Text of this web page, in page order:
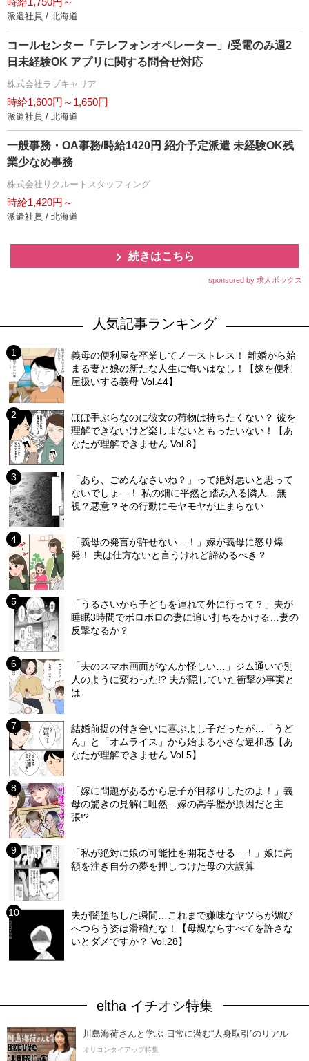
派遣社員 / 北海道
コールセンター「テレフォンオペレーター」/受電のみ週2
日未経験OK アプリに関する問合せ対応
株式会社ラブキャリア
時給1,600円～1,650円
派遣社員 / 北海道
一般事務・OA事務/時給1420円 紹介予定派遣 未経験OK残
業少なめ事務
株式会社リクルートスタッフィング
時給1,420円～
派遣社員 / 北海道
続きはこちら
sponsored by 求人ボックス
人気記事ランキング
義母の便利屋を卒業してノーストレス！ 離婚から始
まる妻と娘の新たな人生に悔いはなし！【嫁を便利
屋扱いする義母 Vol.44】
ほぼ手ぶらなのに彼女の荷物は持ちたくない？ 彼を
理解できないけど楽しまないともったいない！【あ
なたが理解できません Vol.8】
「あら、ごめんなさいね？」って絶対悪いと思って
ないでしょ…！ 私の畑に平然と踏み入る隣人…無
視？悪意？その行動にモヤモヤが止まらない
「義母の発言が許せない…！」嫁が義母に怒り爆
発！ 夫は仕方ないと言うけれど諦めるべき？
「うるさいから子どもを連れて外に行って？」夫が
睡眠3時間でボロボロの妻に追い打ちをかける…妻の
反撃なるか？
「夫のスマホ画面がなんか怪しい…」ジム通いで別
人のように変わった!? 夫が隠していた衝撃の事実と
は
結婚前提の付き合いに喜ぶよし子だったが…「うど
ん」と「オムライス」から始まる小さな違和感【あ
なたが理解できません Vol.5】
「嫁に問題があるから息子が目移りしたのよ！」義
母の驚きの見解に唖然…嫁の高学歴が原因だと主
張!?
「私が絶対に娘の可能性を開花させる…！」娘に高
額を注ぎ自分の夢を押しつけた母の大誤算
夫が闇堕ちした瞬間…これまで嫌味なヤツらが媚び
へつらう姿は滑稽だな！【母親ならすべてを許さな
いとダメですか？ Vol.28】
eltha イチオシ特集
川島海荷さんと学ぶ 日常に潜む“人身取引”のリアル
オリコンタイアップ特集